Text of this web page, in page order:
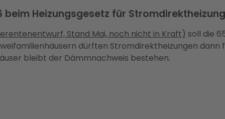
beim Heizungsgesetz für
Stand Mai, noch nicht in Kraft) soll die
dürften Stromdirektheizungen dann
bleibt der Dämmnachweis bestehen.